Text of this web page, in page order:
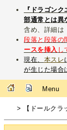
『ドラゴン
部通常とは異
含め、詳細は
段落と段落の
ースを挿入 し
現在、 本スレ
が生じた場合
Menu
> 【ドールクラ